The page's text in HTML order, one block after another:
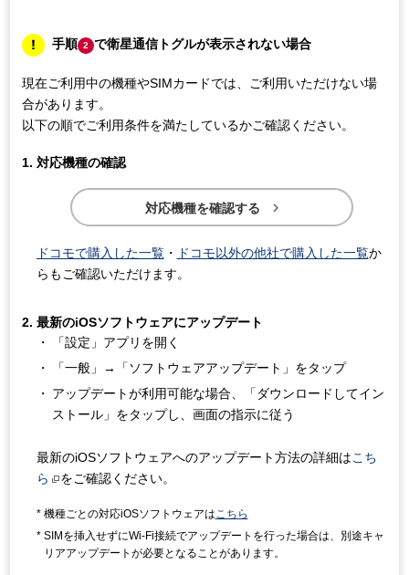
手順 2 で衛星通信トグルが表示されない場合
現在ご利用中の機種やSIMカードでは、ご利用いただけない場
合があります。
以下の順でご利用条件を満たしているかご確認ください。
対応機種の確認
対応機種を確認する 
ドコモで購入した一覧・ ドコモ以外の他社で購入した一覧か
らもご確認いただけます。
最新のiOSソフトウェアにアップデート
「設定」アプリを開く
「一般」→「ソフトウェアアップデート」をタップ
アップデートが利用可能な場合、「ダウンロードしてイン
ストール」をタップし、画面の指示に従う
最新のiOSソフトウェアへのアップデート方法の詳細はこち
ら
をご確認ください。
機種ごとの対応iOSソフトウェアは こちら
SIMを挿入せずにWi-Fi接続でアップデートを行った場合は、別途キャ
リアアップデートが必要となることがあります。